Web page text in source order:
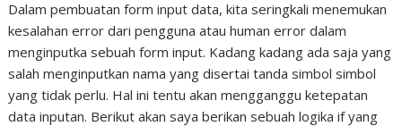
Dalam pembuatan form input data, kita seringkali menemukan
kesalahan error dari pengguna atau human error dalam
menginputka sebuah form input. Kadang kadang ada saja yang
salah menginputkan nama yang disertai tanda simbol simbol
yang tidak perlu. Hal ini tentu akan mengganggu ketepatan
data inputan. Berikut akan saya berikan sebuah logika if yang